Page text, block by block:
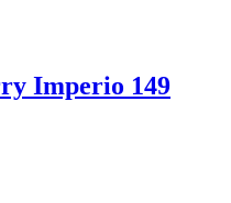
Imperio 149